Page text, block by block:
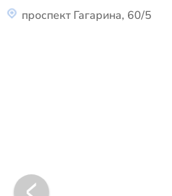
проспект Гагарина, 60/5